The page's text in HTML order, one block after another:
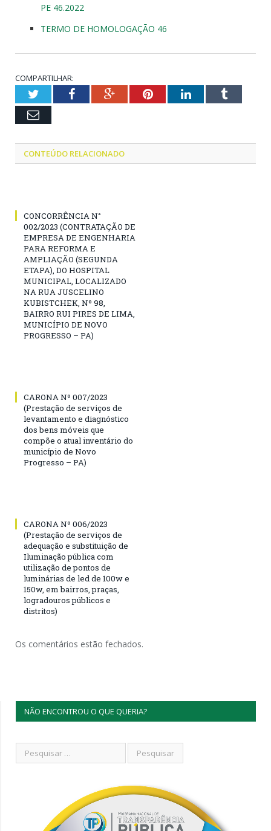
PE 46.2022
TERMO DE HOMOLOGAÇÃO 46
COMPARTILHAR:
TwitterFacebookGoogle+PinterestLinkedInTumblr
Email
CONTEÚDO RELACIONADO
CONCORRÊNCIA N°
002/2023 (CONTRATAÇÃO DE
EMPRESA DE ENGENHARIA
PARA REFORMA E
AMPLIAÇÃO (SEGUNDA
ETAPA), DO HOSPITAL
MUNICIPAL, LOCALIZADO
NA RUA JUSCELINO
KUBISTCHEK, Nº 98,
BAIRRO RUI PIRES DE LIMA,
MUNICÍPIO DE NOVO
PROGRESSO – PA)
CARONA Nº 007/2023
(Prestação de serviços de
levantamento e diagnóstico
dos bens móveis que
compõe o atual inventário do
município de Novo
Progresso – PA)
CARONA Nº 006/2023
(Prestação de serviços de
adequação e substituição de
Iluminação pública com
utilização de pontos de
luminárias de led de 100w e
150w, em bairros, praças,
logradouros públicos e
distritos)
Os comentários estão fechados.
NÃO ENCONTROU O QUE QUERIA?